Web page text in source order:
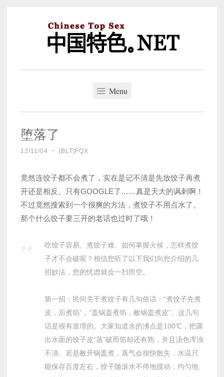
Menu
堕落了
12/11/04 ~ [BLT]FQX
竟然连饺子都不会煮了，实在是记不清是先放饺子再煮
开还是相反。只有GOOGLE了……真是天大的讽刺啊！
不过竟然搜索到一个很爽的方法，煮饺子不用点水了。
那个什么饺子要三开的老话也过时了哦！
吃饺子容易、煮饺子难。如何掌握火候，怎样煮饺
子才不会破呢？相信您听了以下我们向您介绍的几
招妙法，您的忧虑就会一扫而空。
第一招：民间关于煮饺子有几句俗话：“煮饺子先煮
皮，后煮馅”，“盖锅盖煮馅，敝锅盖煮皮”。这几句
话是很有道理的。大家知道水的沸点是100℃，把露
出水面的饺子皮“蒸”破而馅却还有熟，并且汤色浑浊
不清。若是敝开锅盖煮，蒸气会很快散失，水温只
能保存百度左右，饺子随滚水不停地搅动，均匀地